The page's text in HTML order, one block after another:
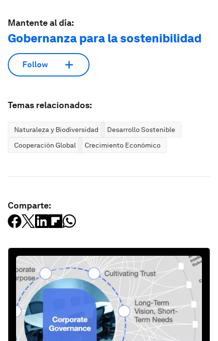
Mantente al día:
Gobernanza para la sostenibilidad
Follow
Temas relacionados:
Naturaleza y Biodiversidad
Desarrollo Sostenible
Cooperación Global
Crecimiento Económico
Comparte: